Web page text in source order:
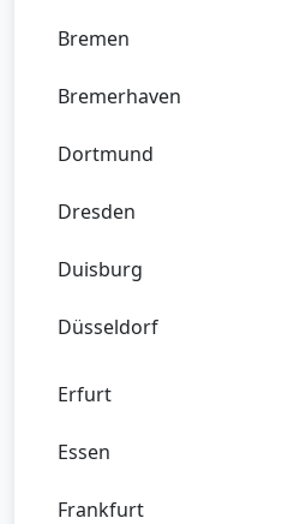
Bremen
Bremerhaven
Dortmund
Dresden
Duisburg
Düsseldorf
Erfurt
Essen
Frankfurt